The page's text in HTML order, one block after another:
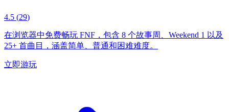
4.5 (29)
在浏览器中免费畅玩 FNF，包含 8 个故事周、Weekend 1 以及
25+ 首曲目，涵盖简单、普通和困难难度。
立即游玩